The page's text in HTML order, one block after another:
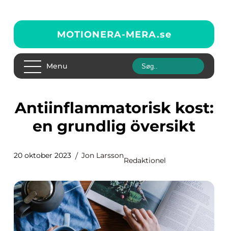
MOTIONERA-MERA.se
Menu
Antiinflammatorisk kost:
en grundlig översikt
20 oktober 2023 Jon Larsson
Redaktionel